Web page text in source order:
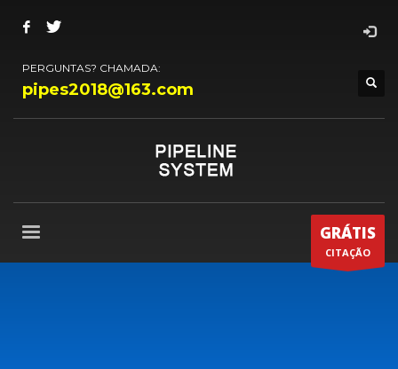
PERGUNTAS? CHAMADA:
pipes2018@163.com
GRÁTIS
CITAÇÃO